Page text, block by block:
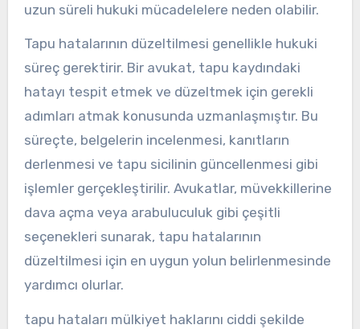
uzun süreli hukuki mücadelelere neden olabilir.
Tapu hatalarının düzeltilmesi genellikle hukuki
süreç gerektirir. Bir avukat, tapu kaydındaki
hatayı tespit etmek ve düzeltmek için gerekli
adımları atmak konusunda uzmanlaşmıştır. Bu
süreçte, belgelerin incelenmesi, kanıtların
derlenmesi ve tapu sicilinin güncellenmesi gibi
işlemler gerçekleştirilir. Avukatlar, müvekkillerine
dava açma veya arabuluculuk gibi çeşitli
seçenekleri sunarak, tapu hatalarının
düzeltilmesi için en uygun yolun belirlenmesinde
yardımcı olurlar.
tapu hataları mülkiyet haklarını ciddi şekilde